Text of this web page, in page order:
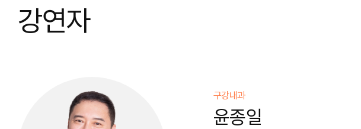
강연자
구강내과
윤종일